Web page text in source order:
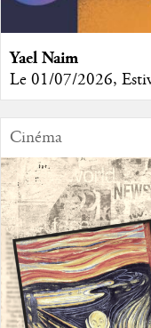
Yael Naim
Le 01/07/2026,
Cinéma